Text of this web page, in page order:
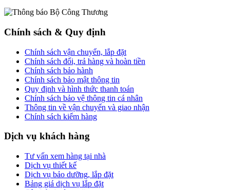
Chính sách & Quy định
Chính sách vận chuyển, lắp đặt
Chính sách đổi, trả hàng và hoàn tiền
Chính sách bảo hành
Chính sách bảo mật thông tin
Quy định và hình thức thanh toán
Chính sách bảo vệ thông tin cá nhân
Thông tin về vận chuyển và giao nhận
Chính sách kiểm hàng
Dịch vụ khách hàng
Tư vấn xem hàng tại nhà
Dịch vụ thiết kế
Dịch vụ bảo dưỡng, lắp đặt
Bảng giá dịch vụ lắp đặt